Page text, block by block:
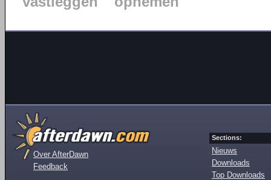
Over AfterDawn
Feedback
Sections:
Nieuws
Downloads
Top Downloads